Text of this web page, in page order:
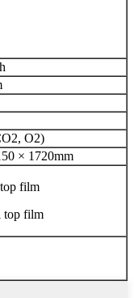
O2)
× 1720mm
film
top film